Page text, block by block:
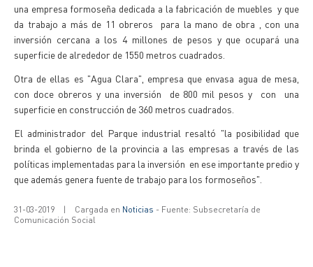
una empresa formoseña dedicada a la fabricación de muebles y que
da trabajo a más de 11 obreros para la mano de obra , con una
inversión cercana a los 4 millones de pesos y que ocupará una
superficie de alrededor de 1550 metros cuadrados.
Otra de ellas es "Agua Clara", empresa que envasa agua de mesa,
con doce obreros y una inversión de 800 mil pesos y con una
superficie en construcción de 360 metros cuadrados.
El administrador del Parque industrial resaltó "la posibilidad que
brinda el gobierno de la provincia a las empresas a través de las
políticas implementadas para la inversión en ese importante predio y
que además genera fuente de trabajo para los formoseños".
31-03-2019 | Cargada en Noticias - Fuente: Subsecretaría de
Comunicación Social